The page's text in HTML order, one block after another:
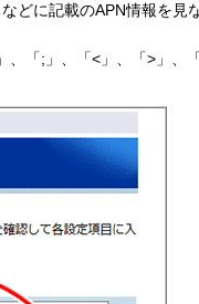
どに記載のAPN情報を見
「;」、「<」、「>」、